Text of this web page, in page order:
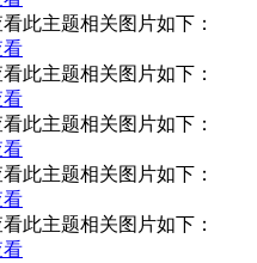
此主题相关图片如下：
此主题相关图片如下：
此主题相关图片如下：
此主题相关图片如下：
此主题相关图片如下：